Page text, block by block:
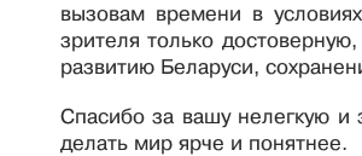
вызовам времени в
зрителя только
развитию Беларуси,
Спасибо за вашу нелегкую и
делать мир ярче и понятнее.